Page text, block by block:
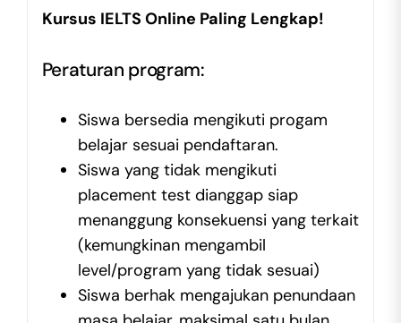
Kursus IELTS Online Paling Lengkap!
Peraturan program:
Siswa bersedia mengikuti progam
belajar sesuai pendaftaran.
Siswa yang tidak mengikuti
placement test dianggap siap
menanggung konsekuensi yang terkait
(kemungkinan mengambil
level/program yang tidak sesuai)
Siswa berhak mengajukan penundaan